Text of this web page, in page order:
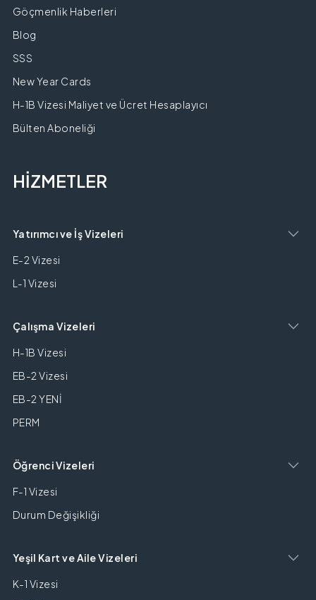
Göçmenlik Haberleri
Blog
SSS
New Year Cards
H-1B Vizesi Maliyet ve Ücret Hesaplayıcı
Bülten Aboneliği
HİZMETLER
Yatırımcı ve İş Vizeleri
E-2 Vizesi
L-1 Vizesi
Çalışma Vizeleri
H-1B Vizesi
EB-2 Vizesi
EB-2 YENİ
PERM
Öğrenci Vizeleri
F-1 Vizesi
Durum Değişikliği
Yeşil Kart ve Aile Vizeleri
K-1 Vizesi